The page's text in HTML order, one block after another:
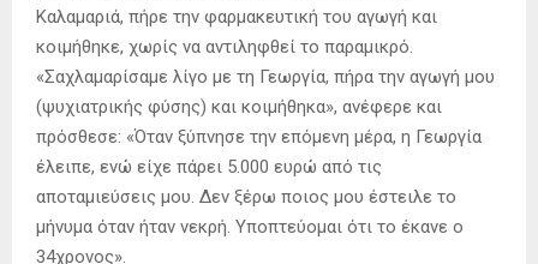
Καλαμαριά, πήρε την φαρμακευτική του αγωγή και
κοιμήθηκε, χωρίς να αντιληφθεί το παραμικρό.
«Σαχλαμαρίσαμε λίγο με τη Γεωργία, πήρα την αγωγή μου
(ψυχιατρικής φύσης) και κοιμήθηκα», ανέφερε και
πρόσθεσε: «Όταν ξύπνησε την επόμενη μέρα, η Γεωργία
έλειπε, ενώ είχε πάρει 5.000 ευρώ από τις
αποταμιεύσεις μου. Δεν ξέρω ποιος μου έστειλε το
μήνυμα όταν ήταν νεκρή. Υποπτεύομαι ότι το έκανε ο
34χρονος».